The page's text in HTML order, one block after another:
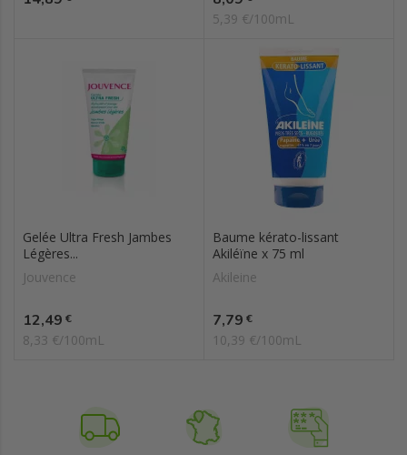
5,39 €/100mL
Gelée Ultra Fresh Jambes
Légères...
Jouvence
Prix
12,49 €
8,33 €/100mL
Baume kérato-lissant
Akiléïne x 75 ml
Akileine
Prix
7,79 €
10,39 €/100mL